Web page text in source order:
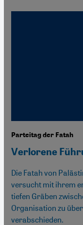
Parteitag der Fatah
Verlorene
Die Fatah von
versucht mit ihrem
tiefen Gräben
Organisation zu
verabschieden.